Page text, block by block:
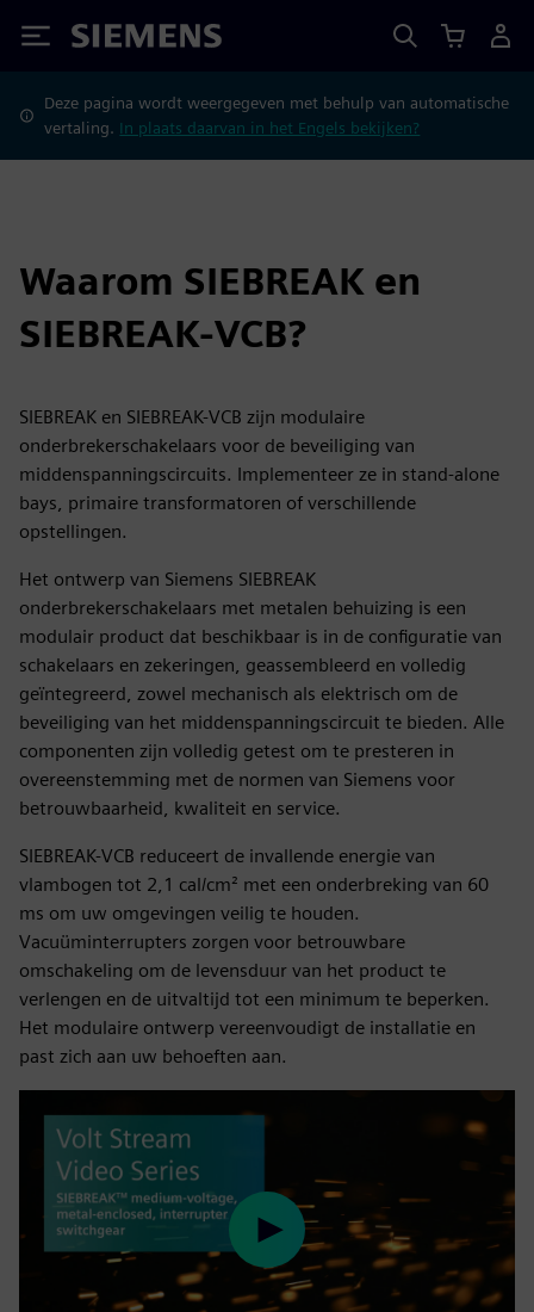
Siemens
Deze pagina wordt weergegeven met behulp van automatische
vertaling. In plaats daarvan in het Engels bekijken?
Waarom SIEBREAK en
SIEBREAK-VCB?
SIEBREAK en SIEBREAK-VCB zijn modulaire
onderbrekerschakelaars voor de beveiliging van
middenspanningscircuits. Implementeer ze in stand-alone
bays, primaire transformatoren of verschillende
opstellingen.
Het ontwerp van Siemens SIEBREAK
onderbrekerschakelaars met metalen behuizing is een
modulair product dat beschikbaar is in de configuratie van
schakelaars en zekeringen, geassembleerd en volledig
geïntegreerd, zowel mechanisch als elektrisch om de
beveiliging van het middenspanningscircuit te bieden. Alle
componenten zijn volledig getest om te presteren in
overeenstemming met de normen van Siemens voor
betrouwbaarheid, kwaliteit en service.
SIEBREAK-VCB reduceert de invallende energie van
vlambogen tot 2,1 cal/cm² met een onderbreking van 60
ms om uw omgevingen veilig te houden.
Vacuüminterrupters zorgen voor betrouwbare
omschakeling om de levensduur van het product te
verlengen en de uitvaltijd tot een minimum te beperken.
Het modulaire ontwerp vereenvoudigt de installatie en
past zich aan uw behoeften aan.
Play